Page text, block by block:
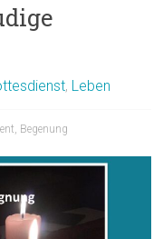
, Leben
, Begenung